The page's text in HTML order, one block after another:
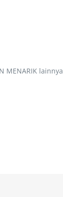
MENARIK lainnya